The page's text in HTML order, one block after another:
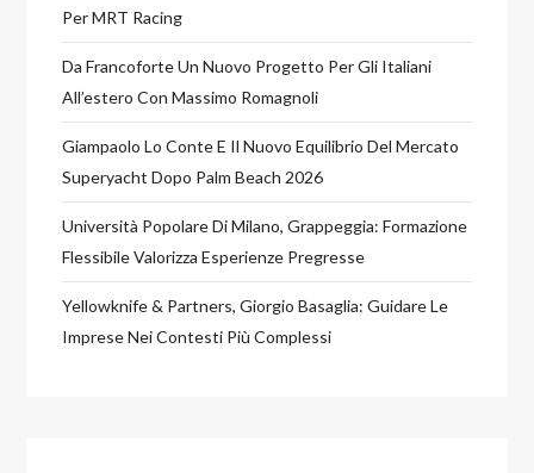
Per MRT Racing
Da Francoforte Un Nuovo Progetto Per Gli Italiani
All’estero Con Massimo Romagnoli
Giampaolo Lo Conte E Il Nuovo Equilibrio Del Mercato
Superyacht Dopo Palm Beach 2026
Università Popolare Di Milano, Grappeggia: Formazione
Flessibile Valorizza Esperienze Pregresse
Yellowknife & Partners, Giorgio Basaglia: Guidare Le
Imprese Nei Contesti Più Complessi